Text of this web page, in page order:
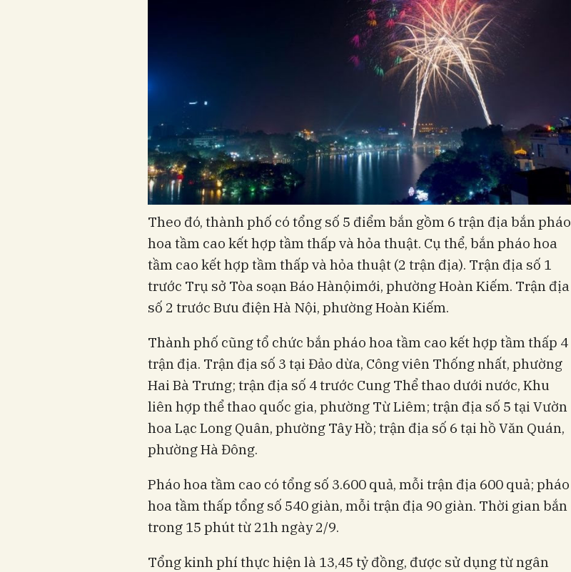
Theo đó, thành phố có tổng số 5 điểm bắn gồm 6 trận địa bắn pháo
hoa tầm cao kết hợp tầm thấp và hỏa thuật. Cụ thể, bắn pháo hoa
tầm cao kết hợp tầm thấp và hỏa thuật (2 trận địa). Trận địa số 1
trước Trụ sở Tòa soạn Báo Hànộimới, phường Hoàn Kiếm. Trận địa
số 2 trước Bưu điện Hà Nội, phường Hoàn Kiếm.
Thành phố cũng tổ chức bắn pháo hoa tầm cao kết hợp tầm thấp 4
trận địa. Trận địa số 3 tại Đảo dừa, Công viên Thống nhất, phường
Hai Bà Trưng; trận địa số 4 trước Cung Thể thao dưới nước, Khu
liên hợp thể thao quốc gia, phường Từ Liêm; trận địa số 5 tại Vườn
hoa Lạc Long Quân, phường Tây Hồ; trận địa số 6 tại hồ Văn Quán,
phường Hà Đông.
Pháo hoa tầm cao có tổng số 3.600 quả, mỗi trận địa 600 quả; pháo
hoa tầm thấp tổng số 540 giàn, mỗi trận địa 90 giàn. Thời gian bắn
trong 15 phút từ 21h ngày 2/9.
Tổng kinh phí thực hiện là 13,45 tỷ đồng, được sử dụng từ ngân